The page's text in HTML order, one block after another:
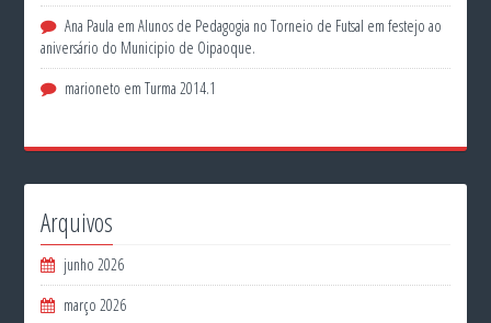
Ana Paula emAlunos de Pedagogia no Torneio de Futsal em festejo ao
aniversário do Municipio de Oipaoque.
marioneto emTurma 2014.1
Arquivos
junho 2026
março 2026